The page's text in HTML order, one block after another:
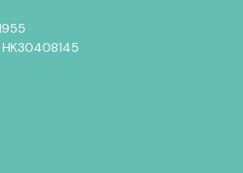
HK30408145